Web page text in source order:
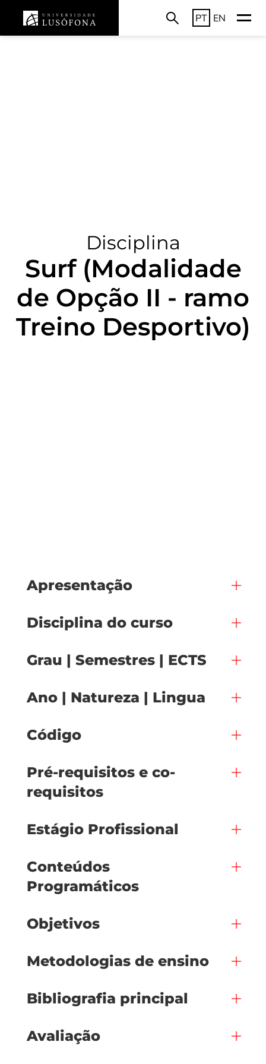
PT EN
Disciplina
Surf (Modalidade
de Opção II - ramo
Treino Desportivo)
Apresentação
Disciplina do curso
Grau | Semestres | ECTS
Ano | Natureza | Lingua
Código
Pré-requisitos e co-
requisitos
Estágio Profissional
Conteúdos
Programáticos
Objetivos
Metodologias de ensino
Bibliografia principal
Avaliação